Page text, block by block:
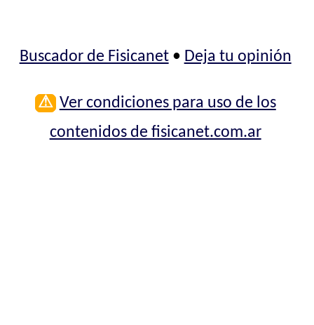
Buscador de Fisicanet• Deja tu opinión
⚠ Ver condiciones para uso de los
contenidos de fisicanet.com.ar